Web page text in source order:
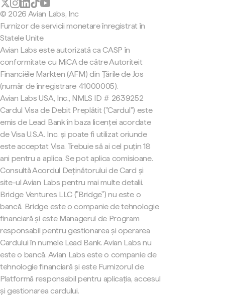
© 2026 Avian Labs, Inc
Furnizor de servicii monetare înregistrat în
Statele Unite
Avian Labs este autorizată ca CASP în
conformitate cu MiCA de către Autoriteit
Financiële Markten (AFM) din Țările de Jos
(număr de înregistrare 41000005).
Avian Labs USA, Inc., NMLS ID # 2639252
Cardul Visa de Debit Preplătit ("Cardul") este
emis de Lead Bank în baza licenței acordate
de Visa U.S.A. Inc. și poate fi utilizat oriunde
este acceptat Visa. Trebuie să ai cel puțin 18
ani pentru a aplica. Se pot aplica comisioane.
Consultă Acordul Deținătorului de Card și
site-ul Avian Labs pentru mai multe detalii.
Bridge Ventures LLC ("Bridge") nu este o
bancă. Bridge este o companie de tehnologie
financiară și este Managerul de Program
responsabil pentru gestionarea și operarea
Cardului în numele Lead Bank. Avian Labs nu
este o bancă. Avian Labs este o companie de
tehnologie financiară și este Furnizorul de
Platformă responsabil pentru aplicația, accesul
și gestionarea cardului.